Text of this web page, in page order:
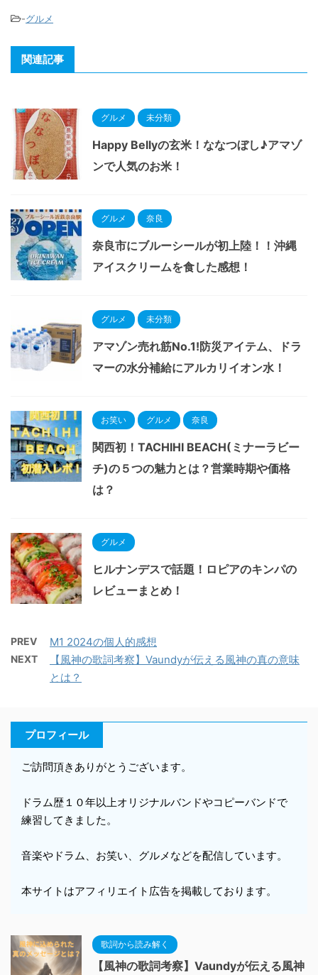
-グルメ
関連記事
グルメ 未分類
Happy Bellyの玄米！ななつぼし♪アマゾ
ンで人気のお米！
グルメ 奈良
奈良市にブルーシールが初上陸！！沖縄
アイスクリームを食した感想！
グルメ 未分類
アマゾン売れ筋No.1!防災アイテム、ドラ
マーの水分補給にアルカリイオン水！
お笑い グルメ 奈良
関西初！TACHIHI BEACH(ミナーラビー
チ)の５つの魅力とは？営業時期や価格
は？
グルメ
ヒルナンデスで話題！ロピアのキンパの
レビューまとめ！
PREV M1 2024の個人的感想
NEXT
【風神の歌詞考察】Vaundyが伝える風神の真の意味
とは？
プロフィール
ご訪問頂きありがとうございます。
ドラム歴１０年以上オリジナルバンドやコピーバンドで
練習してきました。
音楽やドラム、お笑い、グルメなどを配信しています。
本サイトはアフィリエイト広告を掲載しております。
歌詞から読み解く
【風神の歌詞考察】Vaundyが伝える風神